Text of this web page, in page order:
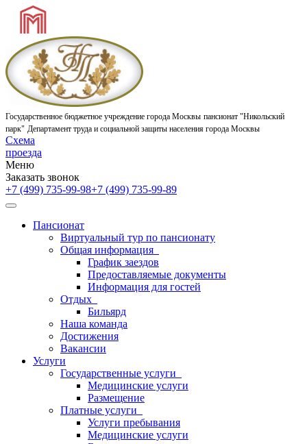
Государственное бюджетное учреждение города Москвы пансионат "Никольский
парк" Департамент труда и социальной защиты населения города Москвы
Схема
проезда
Меню
Заказать звонок
+7 (499) 735-99-98+7 (499) 735-99-89
Пансионат
Виртуальный тур по пансионату
Общая информация
График заездов
Предоставляемые документы
Информация для гостей
Отдых
Бильярд
Наша команда
Достижения
Вакансии
Услуги
Государственные услуги
Медицинские услуги
Размещение
Платные услуги
Услуги пребывания
Медицинские услуги